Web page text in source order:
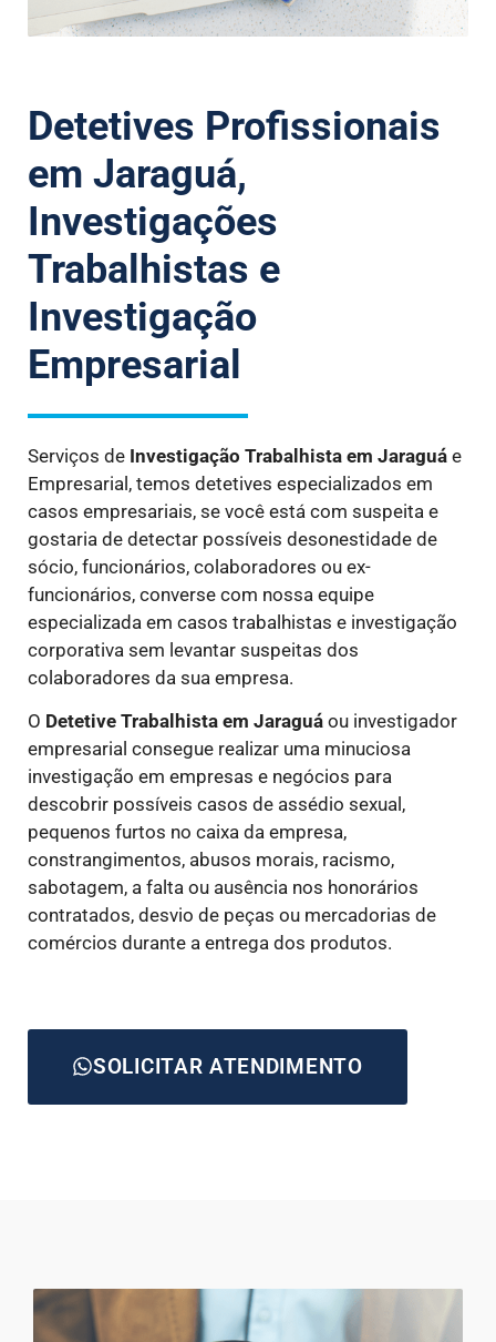
Detetives Profissionais
em Jaraguá,
Investigações
Trabalhistas e
Investigação
Empresarial
Serviços de Investigação Trabalhista em Jaraguá e
Empresarial, temos detetives especializados em
casos empresariais, se você está com suspeita e
gostaria de detectar possíveis desonestidade de
sócio, funcionários, colaboradores ou ex-
funcionários, converse com nossa equipe
especializada em casos trabalhistas e investigação
corporativa sem levantar suspeitas dos
colaboradores da sua empresa.
O Detetive Trabalhista em Jaraguá ou investigador
empresarial consegue realizar uma minuciosa
investigação em empresas e negócios para
descobrir possíveis casos de assédio sexual,
pequenos furtos no caixa da empresa,
constrangimentos, abusos morais, racismo,
sabotagem, a falta ou ausência nos honorários
contratados, desvio de peças ou mercadorias de
comércios durante a entrega dos produtos.
SOLICITAR ATENDIMENTO